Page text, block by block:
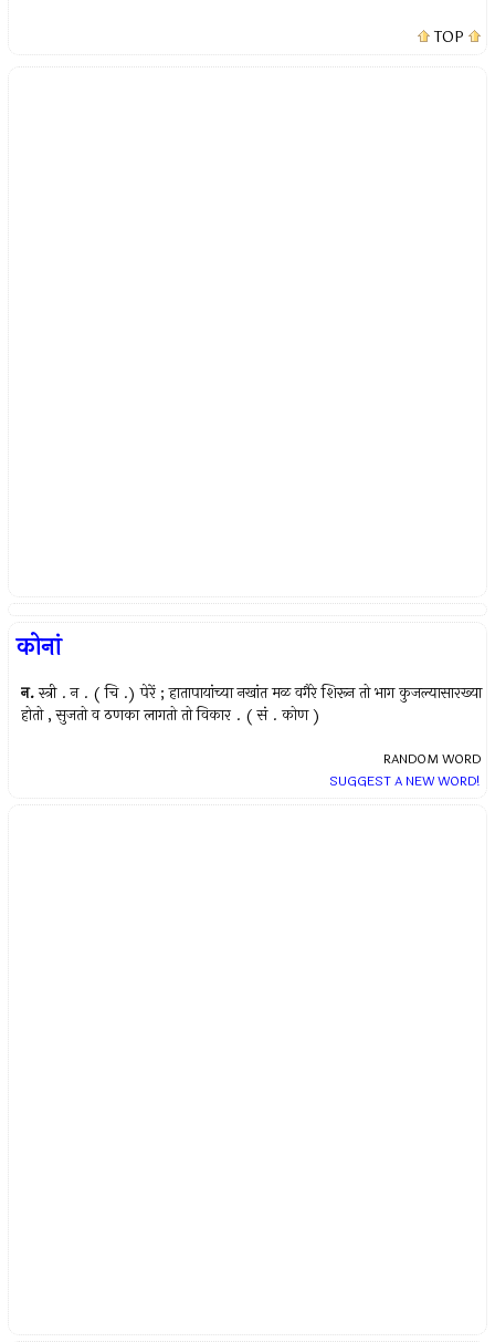
TOP
कोनां
न. स्त्री . न . ( चि .) पेरें ; हातापायांच्या नखांत मळ वगैरे शिरून तो भाग कुजल्यासारख्या
होतो , सुजतो व ठणका लागतो तो विकार . ( सं . कोण )
RANDOM WORD
SUGGEST A NEW WORD!